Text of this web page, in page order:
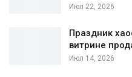
Июл 22, 2026
Праздник
витрине
Июл 14, 2026